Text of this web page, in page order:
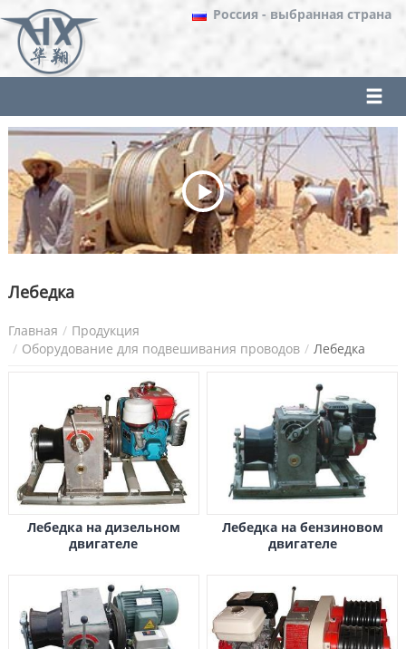
Россия - выбранная страна
Лебедка
Главная
Продукция
Оборудование для подвешивания проводов
Лебедка
Лебедка на дизельном
двигателе
Лебедка на бензиновом
двигателе